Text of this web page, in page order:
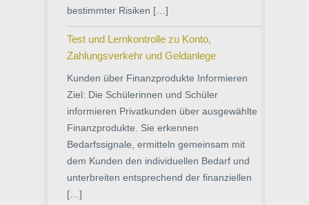
bestimmter Risiken […]
Test und Lernkontrolle zu Konto,
Zahlungsverkehr und Geldanlege
Kunden über Finanzprodukte Informieren
Ziel: Die Schülerinnen und Schüler
informieren Privatkunden über ausgewählte
Finanzprodukte. Sie erkennen
Bedarfssignale, ermitteln gemeinsam mit
dem Kunden den individuellen Bedarf und
unterbreiten entsprechend der finanziellen
[…]